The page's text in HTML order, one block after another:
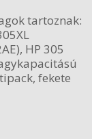
tartoznak:
HP 305
fekete